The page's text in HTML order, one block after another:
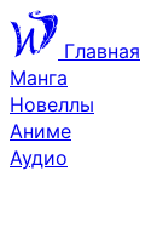
Главная
Манга
Новеллы
Аниме
Аудио